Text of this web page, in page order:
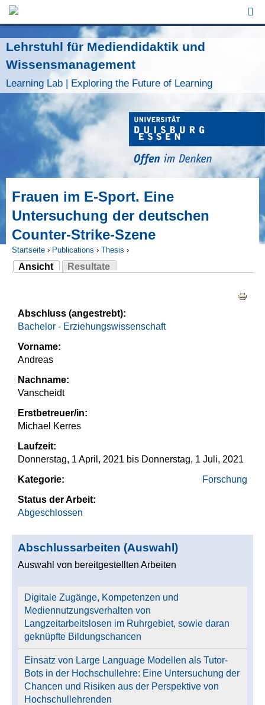
Jump to Navigation
Lehrstuhl für Mediendidaktik und
Wissensmanagement
Learning Lab | Exploring the Future of Learning
Frauen im E-Sport. Eine
Untersuchung der deutschen
Counter-Strike-Szene
Sie sind hier
Startseite › Publications › Thesis ›
Ansicht
(aktiver Reiter)
Resultate
Abschluss (angestrebt):
Bachelor - Erziehungswissenschaft
Vorname:
Andreas
Nachname:
Vanscheidt
Erstbetreuer/in:
Michael Kerres
Laufzeit:
Donnerstag, 1 April, 2021 bis Donnerstag, 1 Juli, 2021
Kategorie:
Forschung
Status der Arbeit:
Abgeschlossen
Abschlussarbeiten (Auswahl)
Auswahl von bereitgestellten Arbeiten
Digitale Zugänge, Kompetenzen und
Mediennutzungsverhalten von
Langzeitarbeitslosen im Ruhrgebiet, sowie daran
geknüpfte Bildungschancen
Einsatz von Large Language Modellen als Tutor-
Bots in der Hochschullehre: Eine Untersuchung der
Chancen und Risiken aus der Perspektive von
Hochschullehrenden